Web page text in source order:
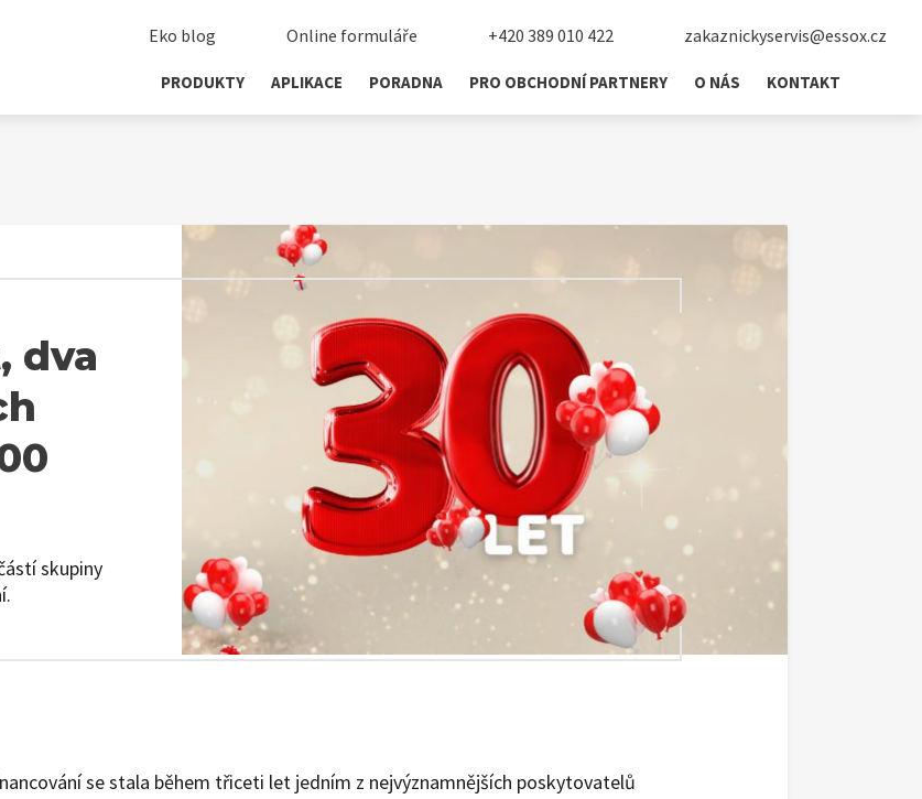
Eko blog Online formuláře +420 389 010 422 zakaznickyservis@essox.cz
PRODUKTY APLIKACE PORADNA PRO OBCHODNÍ PARTNERY O NÁS KONTAKT
dva
skupiny
se stala během třiceti let jedním z nejvýznamnějších poskytovatelů